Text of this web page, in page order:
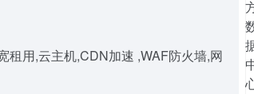
租用,云主机,CDN加速 ,WAF防火墙,网